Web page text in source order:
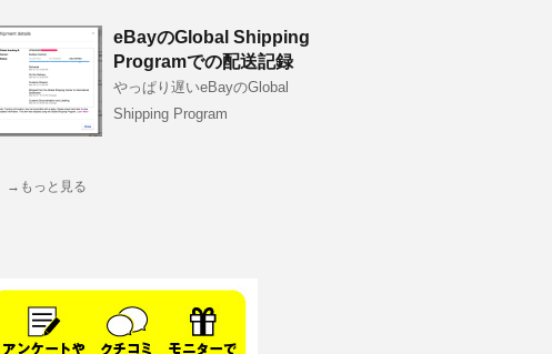
eBayのGlobal Shipping
Programでの配送記録
やっぱり遅いeBayのGlobal
Shipping Program
→もっと見る